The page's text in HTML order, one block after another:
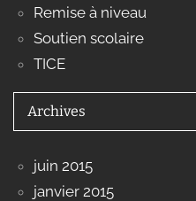
Remise à niveau
Soutien scolaire
TICE
Archives
juin 2015
janvier 2015